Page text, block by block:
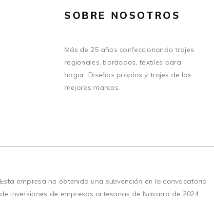
SOBRE NOSOTROS
Más de 25 años confeccionando trajes
regionales, bordados, textiles para
hogar. Diseños propios y trajes de las
mejores marcas.
Esta empresa ha obtenido una subvención en la convocatoria
de inversiones de empresas artesanas de Navarra de 2024.